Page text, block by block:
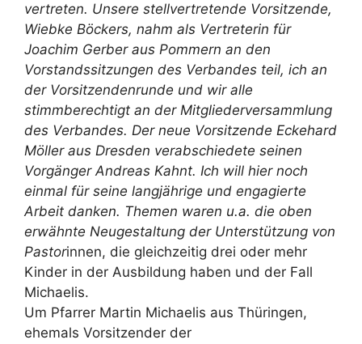
vertreten. Unsere stellvertretende Vorsitzende,
Wiebke Böckers, nahm als Vertreterin für
Joachim Gerber aus Pommern an den
Vorstandssitzungen des Verbandes teil, ich an
der Vorsitzendenrunde und wir alle
stimmberechtigt an der Mitgliederversammlung
des Verbandes. Der neue Vorsitzende Eckehard
Möller aus Dresden verabschiedete seinen
Vorgänger Andreas Kahnt. Ich will hier noch
einmal für seine langjährige und engagierte
Arbeit danken. Themen waren u.a. die oben
erwähnte Neugestaltung der Unterstützung von
Pastorinnen, die gleichzeitig drei oder mehr
Kinder in der Ausbildung haben und der Fall
Michaelis.
Um Pfarrer Martin Michaelis aus Thüringen,
ehemals Vorsitzender der